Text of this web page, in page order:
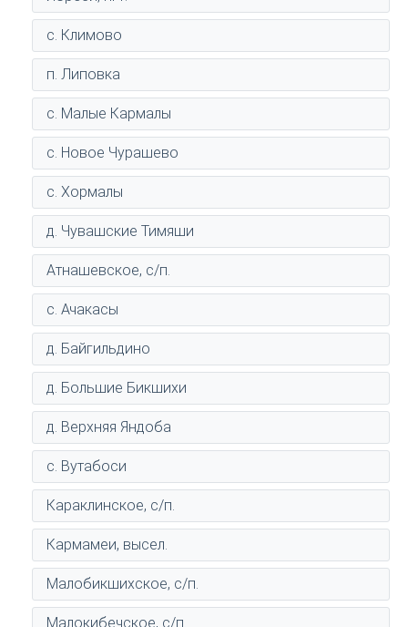
с. Климово
п. Липовка
с. Малые Кармалы
с. Новое Чурашево
с. Хормалы
д. Чувашские Тимяши
Атнашевское, с/п.
с. Ачакасы
д. Байгильдино
д. Большие Бикшихи
д. Верхняя Яндоба
с. Вутабоси
Караклинское, с/п.
Кармамеи, высел.
Малобикшихское, с/п.
Малокибечское, с/п.